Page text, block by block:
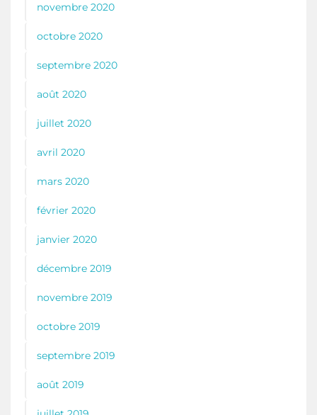
novembre 2020
octobre 2020
septembre 2020
août 2020
juillet 2020
avril 2020
mars 2020
février 2020
janvier 2020
décembre 2019
novembre 2019
octobre 2019
septembre 2019
août 2019